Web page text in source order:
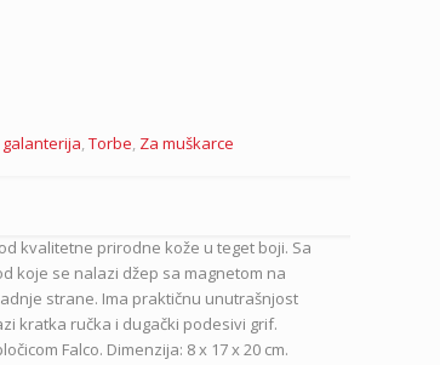
,Torbe, Za muškarce
kvalitetne prirodne kože u teget boji. Sa
koje se nalazi džep sa magnetom na
strane. Ima praktičnu unutrašnjost
kratka ručka i dugački podesivi grif.
Falco. Dimenzija: 8 x 17 x 20 cm.